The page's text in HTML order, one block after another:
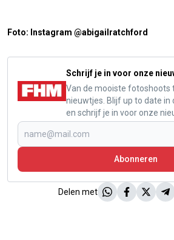
Foto: Instagram @abigailratchford
Schrijf je in voor onze
Van de mooiste fotoshoots
nieuwtjes. Blijf up to date in
en schrijf je in voor onze
Abonneren
Delen met